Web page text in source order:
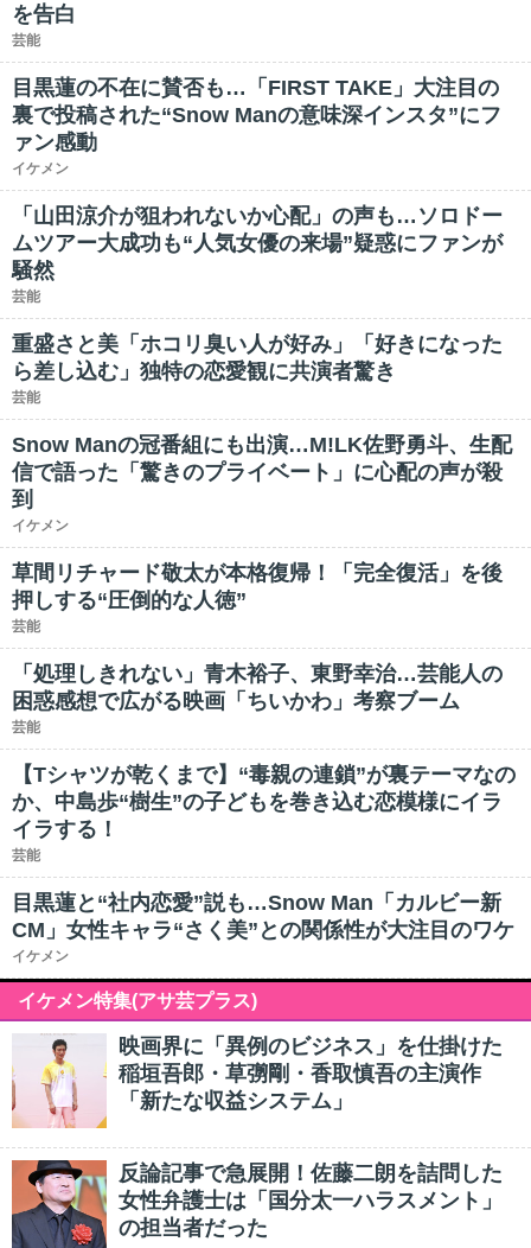
を告白
芸能
目黒蓮の不在に賛否も…「FIRST TAKE」大注目の
裏で投稿された“Snow Manの意味深インスタ”にフ
ァン感動
イケメン
「山田涼介が狙われないか心配」の声も…ソロドー
ムツアー大成功も“人気女優の来場”疑惑にファンが
騒然
芸能
重盛さと美「ホコリ臭い人が好み」「好きになった
ら差し込む」独特の恋愛観に共演者驚き
芸能
Snow Manの冠番組にも出演…M!LK佐野勇斗、生配
信で語った「驚きのプライベート」に心配の声が殺
到
イケメン
草間リチャード敬太が本格復帰！「完全復活」を後
押しする“圧倒的な人徳”
芸能
「処理しきれない」青木裕子、東野幸治…芸能人の
困惑感想で広がる映画「ちいかわ」考察ブーム
芸能
【Tシャツが乾くまで】“毒親の連鎖”が裏テーマなの
か、中島歩“樹生”の子どもを巻き込む恋模様にイラ
イラする！
芸能
目黒蓮と“社内恋愛”説も…Snow Man「カルビー新
CM」女性キャラ“さく美”との関係性が大注目のワケ
イケメン
イケメン特集(アサ芸プラス)
映画界に「異例のビジネス」を仕掛けた
稲垣吾郎・草彅剛・香取慎吾の主演作
「新たな収益システム」
反論記事で急展開！佐藤二朗を詰問した
女性弁護士は「国分太一ハラスメント」
の担当者だった